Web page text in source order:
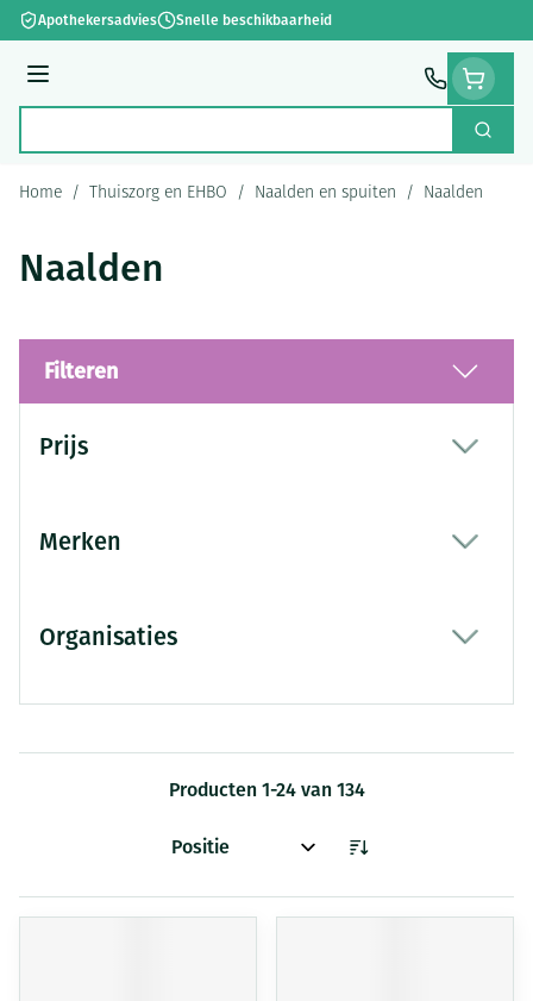
Ga naar de inhoud
Apothekersadvies Snelle beschikbaarheid
Menu
Zoek
Home / Thuiszorg en EHBO / Naalden en spuiten / Naalden
Naalden
Filteren
Prijs
Merken
Organisaties
Producten 1-24van 134
Sorteer op: